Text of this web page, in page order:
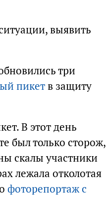
выявить
три
пикетв защиту
В этот день
был только сторож,
скалы участники
лежала отколотая
фоторепортаж с